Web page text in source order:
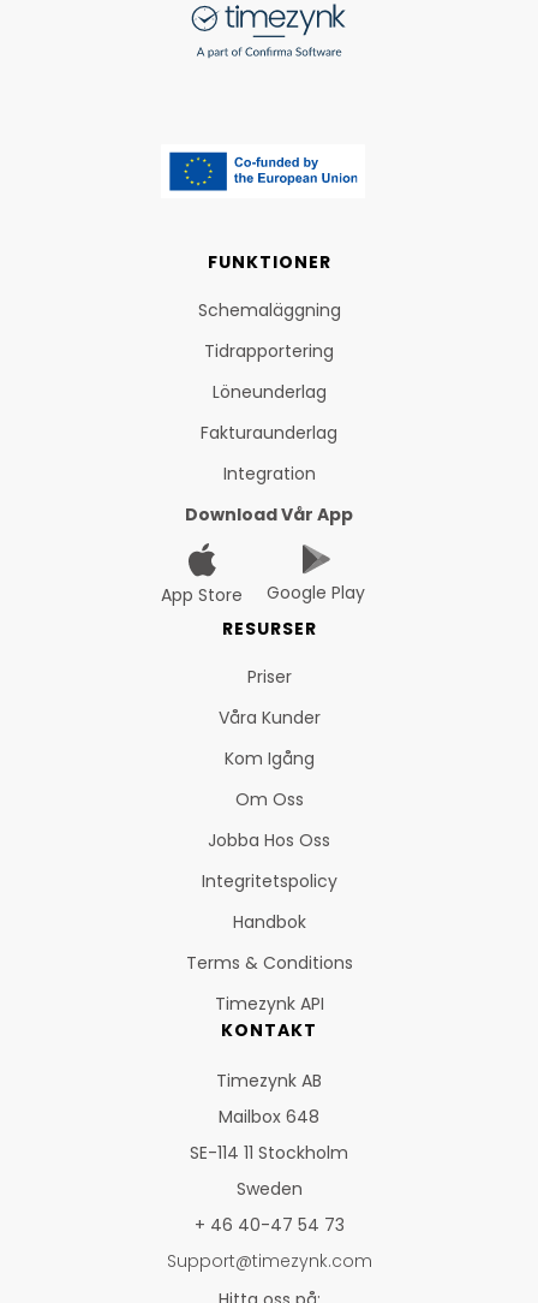
FUNKTIONER
Schemaläggning
Tidrapportering
Löneunderlag
Fakturaunderlag
Integration
Download Vår App
App Store
Google Play
RESURSER
Priser
Våra Kunder
Kom Igång
Om Oss
Jobba Hos Oss
Integritetspolicy
Handbok
Terms & Conditions
Timezynk API
KONTAKT
Timezynk AB
Mailbox 648
SE-114 11 Stockholm
Sweden
+ 46 40-47 54 73
Support@timezynk.com